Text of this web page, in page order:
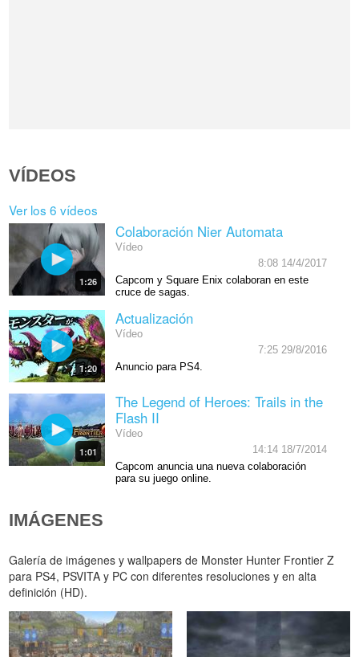
VÍDEOS
Ver los 6 vídeos
1:26
Colaboración Nier Automata
Vídeo
8:08 14/4/2017
Capcom y Square Enix colaboran en este
cruce de sagas.
1:20
Actualización
Vídeo
7:25 29/8/2016
Anuncio para PS4.
1:01
The Legend of Heroes: Trails in the
Flash II
Vídeo
14:14 18/7/2014
Capcom anuncia una nueva colaboración
para su juego online.
IMÁGENES
Galería de imágenes y wallpapers de Monster Hunter Frontier Z
para PS4, PSVITA y PC con diferentes resoluciones y en alta
definición (HD).